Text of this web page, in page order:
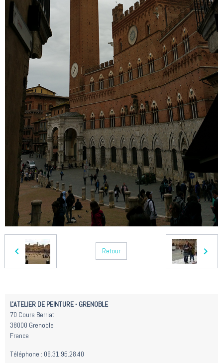
Retour
L'ATELIER DE PEINTURE - GRENOBLE
70 Cours Berriat
38000 Grenoble
France
Téléphone : 06.31.95.28.40